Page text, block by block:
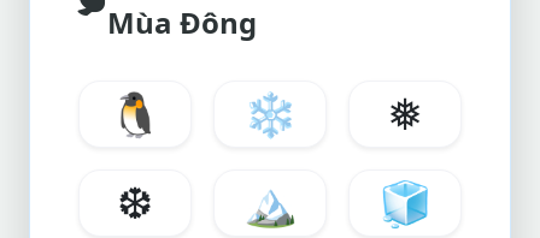
Mùa Đông
🐧 ❄️
❅
❆
🏔️
🧊